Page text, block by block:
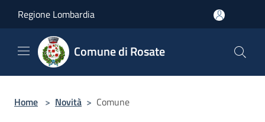
Regione Lombardia
Comune di Rosate
Home > Novità > Comune